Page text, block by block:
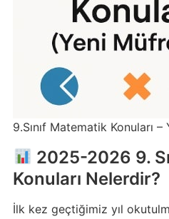
9.Sınıf Matematik Konuları
2025-2026 9.
Konuları Nelerdir?
İlk kez geçtiğimiz yıl